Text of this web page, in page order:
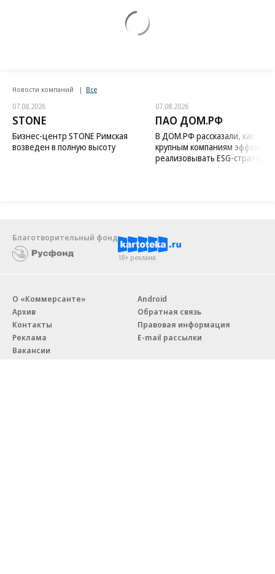
Новости компаний Все
07.08.2026
STONE
Бизнес-центр STONE Римская
возведен в полную высоту
07.08.2026
ПАО ДОМ.РФ
В ДОМ.РФ рассказали, как
крупным компаниям
реализовывать ESG-стратегию
Благотворительный фонд
18+ реклама
О «Коммерсанте»
Архив
Контакты
Реклама
Вакансии
Android
Обратная связь
Правовая информация
E-mail рассылки